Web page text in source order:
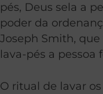
pés, Deus sela a
poder da
Joseph Smith,
lava-pés a pessoa
O ritual de lavar